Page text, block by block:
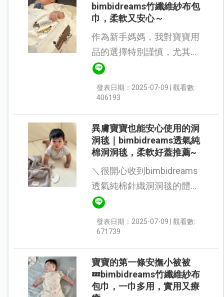
bimbidreams竹纖維紗布包
巾，柔軟又安心～
作為新手媽媽，我對寶寶用
品的選擇特別謹慎，尤其是
在與寶寶肌膚直接接觸的紗
布巾上更是不容妥協。近期
使用了來自西班牙的嬰兒紡
的 竹纖...
發表日期：2025-07-09 | 觀看數:
406193
異膚寶寶也能安心使用的洞
洞毯｜bimbidreams透氣純
棉洞洞毯，柔軟好蓋推薦~
＼很開心收到bimbidreams
透氣純棉針織洞洞毯的體
驗！∕ 我們家寶寶從滿月後皮
膚就變得非常敏感，常常紅
紅的、乾乾的，天氣一變就
用品時...
發表日期：2025-07-09 | 觀看數:
671739
寶寶的第一條安撫小被被
💤bimbidreams竹纖維紗布
包巾，一巾多用，實用又療